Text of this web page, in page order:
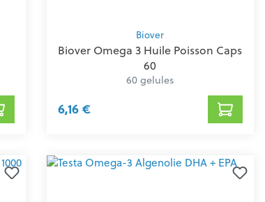
Biover
Biover Omega 3 Huile Poisson Caps
60
60 gelules
6,16 €